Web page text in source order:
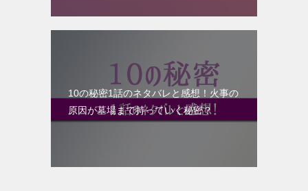
10の秘密1話のネタバレと感想！火事の
原因が墓場まで持っていく秘密？